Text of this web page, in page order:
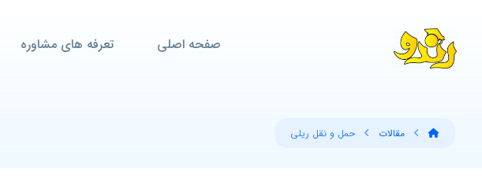
صفحه اصلی تعرفه های مشاوره
مقالات حمل و نقل ریلی